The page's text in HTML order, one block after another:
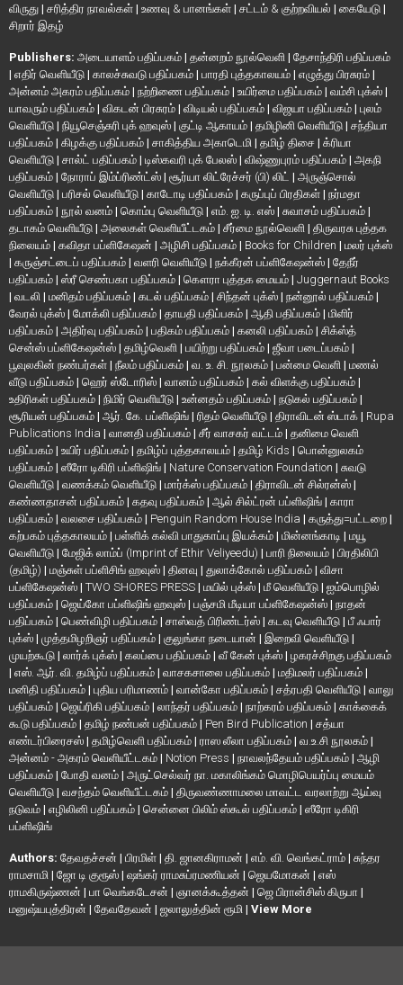
விருது | சரித்திர நாவல்கள் | உணவு & பானங்கள் | சட்டம் & குற்றவியல் | கையேடு |
சிறார் இதழ்
Publishers: அடையாளம் பதிப்பகம் | தன்னறம் நூல்வெளி | தேசாந்திரி பதிப்பகம்
| எதிர் வெளியீடு | காலச்சுவடு பதிப்பகம் | பாரதி புத்தகாலயம் | எழுத்து பிரசுரம் |
அன்னம் அகரம் பதிப்பகம் | நற்றிணை பதிப்பகம் | உயிர்மை பதிப்பகம் | வம்சி புக்ஸ் |
யாவரும் பதிப்பகம் | விகடன் பிரசுரம் | விடியல் பதிப்பகம் | விஜயா பதிப்பகம் | புலம்
வெளியீடு | நியூசெஞ்சுரி புக் ஹவுஸ் | குட்டி ஆகாயம் | தமிழினி வெளியீடு | சந்தியா
பதிப்பகம் | கிழக்கு பதிப்பகம் | சாகித்திய அகாடெமி | தமிழ் திசை | க்ரியா
வெளியீடு | சால்ட் பதிப்பகம் | டிஸ்கவரி புக் பேலஸ் | விஷ்ணுபுரம் பதிப்பகம் | அகநி
பதிப்பகம் | நோராப் இம்ப்ரிண்ட்ஸ் | சூர்யா லிட்ரேச்சர் (பி) லிட் | அருஞ்சொல்
வெளியீடு | பரிசல் வெளியீடு | காடோடி பதிப்பகம் | கருப்புப் பிரதிகள் | நர்மதா
பதிப்பகம் | நூல் வனம் | கொம்பு வெளியீடு | எம். ஐ. டி. எஸ் | சுவாசம் பதிப்பகம் |
தடாகம் வெளியீடு | அலைகள் வெளியீட்டகம் | சீர்மை நூல்வெளி | திருவரசு புத்தக
நிலையம் | கவிதா பப்ளிகேஷன் | அழிசி பதிப்பகம் | Books for Children | மலர் புக்ஸ்
| கருஞ்சட்டைப் பதிப்பகம் | வளரி வெளியீடு | நக்கீரன் பப்ளிகேஷன்ஸ் | தேநீர்
பதிப்பகம் | ஸ்ரீ செண்பகா பதிப்பகம் | கௌரா புத்தக மையம் | Juggernaut Books
| வடலி | மனிதம் பதிப்பகம் | கடல் பதிப்பகம் | சிந்தன் புக்ஸ் | நன்னூல் பதிப்பகம் |
வேரல் புக்ஸ் | மோக்லி பதிப்பகம் | தாயதி பதிப்பகம் | ஆதி பதிப்பகம் | மிளிர்
பதிப்பகம் | அதிர்வு பதிப்பகம் | பதிகம் பதிப்பகம் | கனலி பதிப்பகம் | சிக்ஸ்த்
சென்ஸ் பப்ளிகேஷன்ஸ் | தமிழ்வெளி | பயிற்று பதிப்பகம் | ஜீவா படைப்பகம் |
பூவுலகின் நண்பர்கள் | நீலம் பதிப்பகம் | வ. உ. சி. நூலகம் | பன்மை வெளி | மணல்
வீடு பதிப்பகம் | ஹெர் ஸ்டோரிஸ் | வானம் பதிப்பகம் | கல் விளக்கு பதிப்பகம் |
உதிரிகள் பதிப்பகம் | நிமிர் வெளியீடு | உன்னதம் பதிப்பகம் | நடுகல் பதிப்பகம் |
சூரியன் பதிப்பகம் | ஆர். கே. பப்ளிஷிங் | ரிதம் வெளியீடு | திராவிடன் ஸ்டாக் | Rupa
Publications India | வானதி பதிப்பகம் | சீர் வாசகர் வட்டம் | தனிமை வெளி
பதிப்பகம் | உயிர் பதிப்பகம் | தமிழ்ப் புத்தகாலயம் | தமிழ் Kids | பொன்னுலகம்
பதிப்பகம் | ஸீரோ டிகிரி பப்ளிஷிங் | Nature Conservation Foundation | சுவடு
வெளியீடு | வணக்கம் வெளியீடு | மார்க்ஸ் பதிப்பகம் | திராவிடன் சில்ரன்ஸ் |
கண்ணதாசன் பதிப்பகம் | கதவு பதிப்பகம் | ஆல் சில்ட்ரன் பப்ளிஷிங் | காரா
பதிப்பகம் | வலசை பதிப்பகம் | Penguin Random House India | கருத்து=பட்டறை |
கற்பகம் புத்தகாலயம் | பள்ளிக் கல்வி பாதுகாப்பு இயக்கம் | மின்னங்காடி | மயூ
வெளியீடு | மேஜிக் லாம்ப் (Imprint of Ethir Veliyeedu) | பாரி நிலையம் | பிரதிலிபி
(தமிழ்) | மஞ்சுள் பப்ளிசிங் ஹவுஸ் | தினவு | துலாக்கோல் பதிப்பகம் | விசா
பப்ளிகேஷன்ஸ் | TWO SHORES PRESS | மயில் புக்ஸ் | மீ வெளியீடு | ஐம்பொழில்
பதிப்பகம் | ஜெய்கோ பப்ளிஷிங் ஹவுஸ் | பஞ்சமி மீடியா பப்ளிகேஷன்ஸ் | நாதன்
பதிப்பகம் | பெண்விழி பதிப்பகம் | சாஸ்வத் பிரிண்டர்ஸ் | கடவு வெளியீடு | பீ ஃபார்
புக்ஸ் | முத்தமிழறிஞர் பதிப்பகம் | குலுங்கா நடையான் | இறைவி வெளியீடு |
முயற்கூடு | லார்க் புக்ஸ் | கலப்பை பதிப்பகம் | வீ கேன் புக்ஸ் | ழகரச்சிறகு பதிப்பகம்
| எஸ். ஆர். வி. தமிழ்ப் பதிப்பகம் | வாசகசாலை பதிப்பகம் | மதிமலர் பதிப்பகம் |
மனிதி பதிப்பகம் | புதிய பரிமாணம் | வான்கோ பதிப்பகம் | சத்ரபதி வெளியீடு | வாலு
பதிப்பகம் | ஜெய்ரிகி பதிப்பகம் | லாந்தர் பதிப்பகம் | நாற்கரம் பதிப்பகம் | காக்கைக்
கூடு பதிப்பகம் | தமிழ் நண்பன் பதிப்பகம் | Pen Bird Publication | சத்யா
எண்டர்பிரைசஸ் | தமிழ்வெளி பதிப்பகம் | ராஸ லீலா பதிப்பகம் | வ.உ.சி நூலகம் |
அன்னம் - அகரம் வெளியீட்டகம் | Notion Press | நாவலந்தேயம் பதிப்பகம் | ஆழி
பதிப்பகம் | போதி வனம் | அருட்செல்வர் நா. மகாலிங்கம் மொழிபெயர்ப்பு மையம்
வெளியீடு | வசந்தம் வெளியீட்டகம் | திருவண்ணாமலை மாவட்ட வரலாற்று ஆய்வு
நடுவம் | எழிலினி பதிப்பகம் | சென்னை பிலிம் ஸ்கூல் பதிப்பகம் | ஸீரோ டிகிரி
பப்ளிஷிங்
Authors: தேவதச்சன் | பிரமிள் | தி. ஜானகிராமன் | எம். வி. வெங்கட்ராம் | சுந்தர
ராமசாமி | ஜோ டி குரூஸ் | ஷங்கர் ராமசுப்ரமணியன் | ஜெயமோகன் | எஸ்
ராமகிருஷ்ணன் | பா வெங்கடேசன் | ஞானக்கூத்தன் | ஜெ பிரான்சிஸ் கிருபா |
மனுஷ்யபுத்திரன் | தேவதேவன் | ஜலாலுத்தின் ரூமி | View More